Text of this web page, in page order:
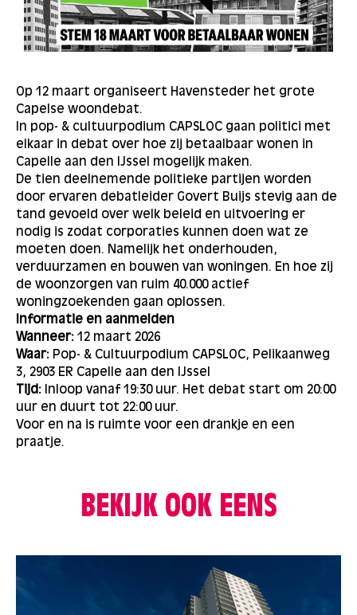
Op 12 maart organiseert Havensteder het grote
Capelse woondebat.
In pop- & cultuurpodium CAPSLOC gaan politici met
elkaar in debat over hoe zij betaalbaar wonen in
Capelle aan den IJssel mogelijk maken.
De tien deelnemende politieke partijen worden
door ervaren debatleider Govert Buijs stevig aan de
tand gevoeld over welk beleid en uitvoering er
nodig is zodat corporaties kunnen doen wat ze
moeten doen. Namelijk het onderhouden,
verduurzamen en bouwen van woningen. En hoe zij
de woonzorgen van ruim 40.000 actief
woningzoekenden gaan oplossen.
Informatie en aanmelden
Wanneer: 12 maart 2026
Waar: ​​ Pop- & Cultuurpodium CAPSLOC, Pelikaanweg
3, 2903 ER Capelle aan den IJssel
Tijd: ​ Inloop vanaf 19:30 uur. Het debat start om 20:00
uur en duurt tot 22:00 uur.
Voor en na is ruimte voor een drankje en een
praatje.
BEKIJK OOK EENS